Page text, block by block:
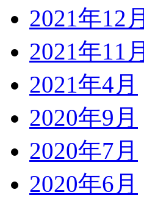
2021年12月
2021年11月
2021年4月
2020年9月
2020年7月
2020年6月